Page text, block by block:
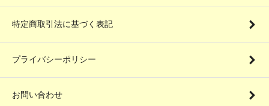
特定商取引法に基づく表記
プライバシーポリシー
お問い合わせ